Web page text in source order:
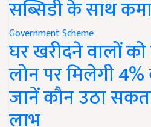
सब्सिडी के साथ
Government Scheme
घर खरीदने वालों को
लोन पर मिलेगी 4%
जानें कौन उठा